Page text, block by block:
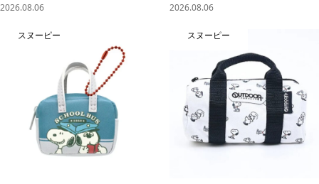
2026.08.06 2026.08.06
スヌーピー スヌーピー